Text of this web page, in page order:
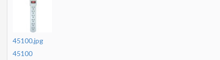
45100.jpg
45100